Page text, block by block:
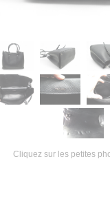
Cliquez sur les petites